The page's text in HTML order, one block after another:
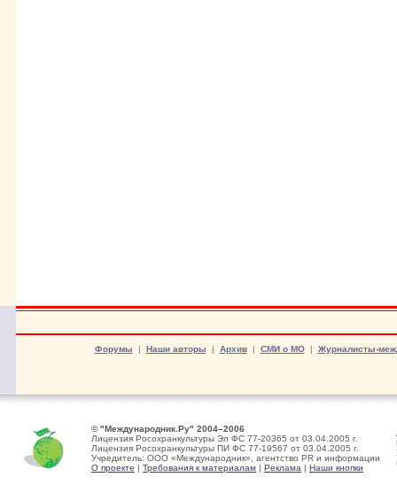
Форумы | Наши авторы | Архив| СМИ о МО| Журналисты-
© "Международник.Ру" 2004–2006
Лицензия Росохранкультуры Эл ФС 77-20365 от 03.04.2005 г.
Лицензия Росохранкультуры ПИ ФС 77-19567 от 03.04.2005 г.
Учредитель: ООО «Международник», агентство PR и информации
О проекте | Требования к материалам | Реклама | Наши кнопки